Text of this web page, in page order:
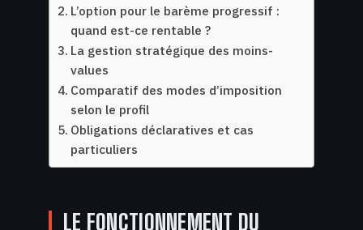
L’option pour le barème progressif :
quand est-ce rentable ?
La gestion stratégique des moins-
values
Comparatif des modes d’imposition
selon le profil
Obligations déclaratives et cas
particuliers
LE FONCTIONNEMENT DU